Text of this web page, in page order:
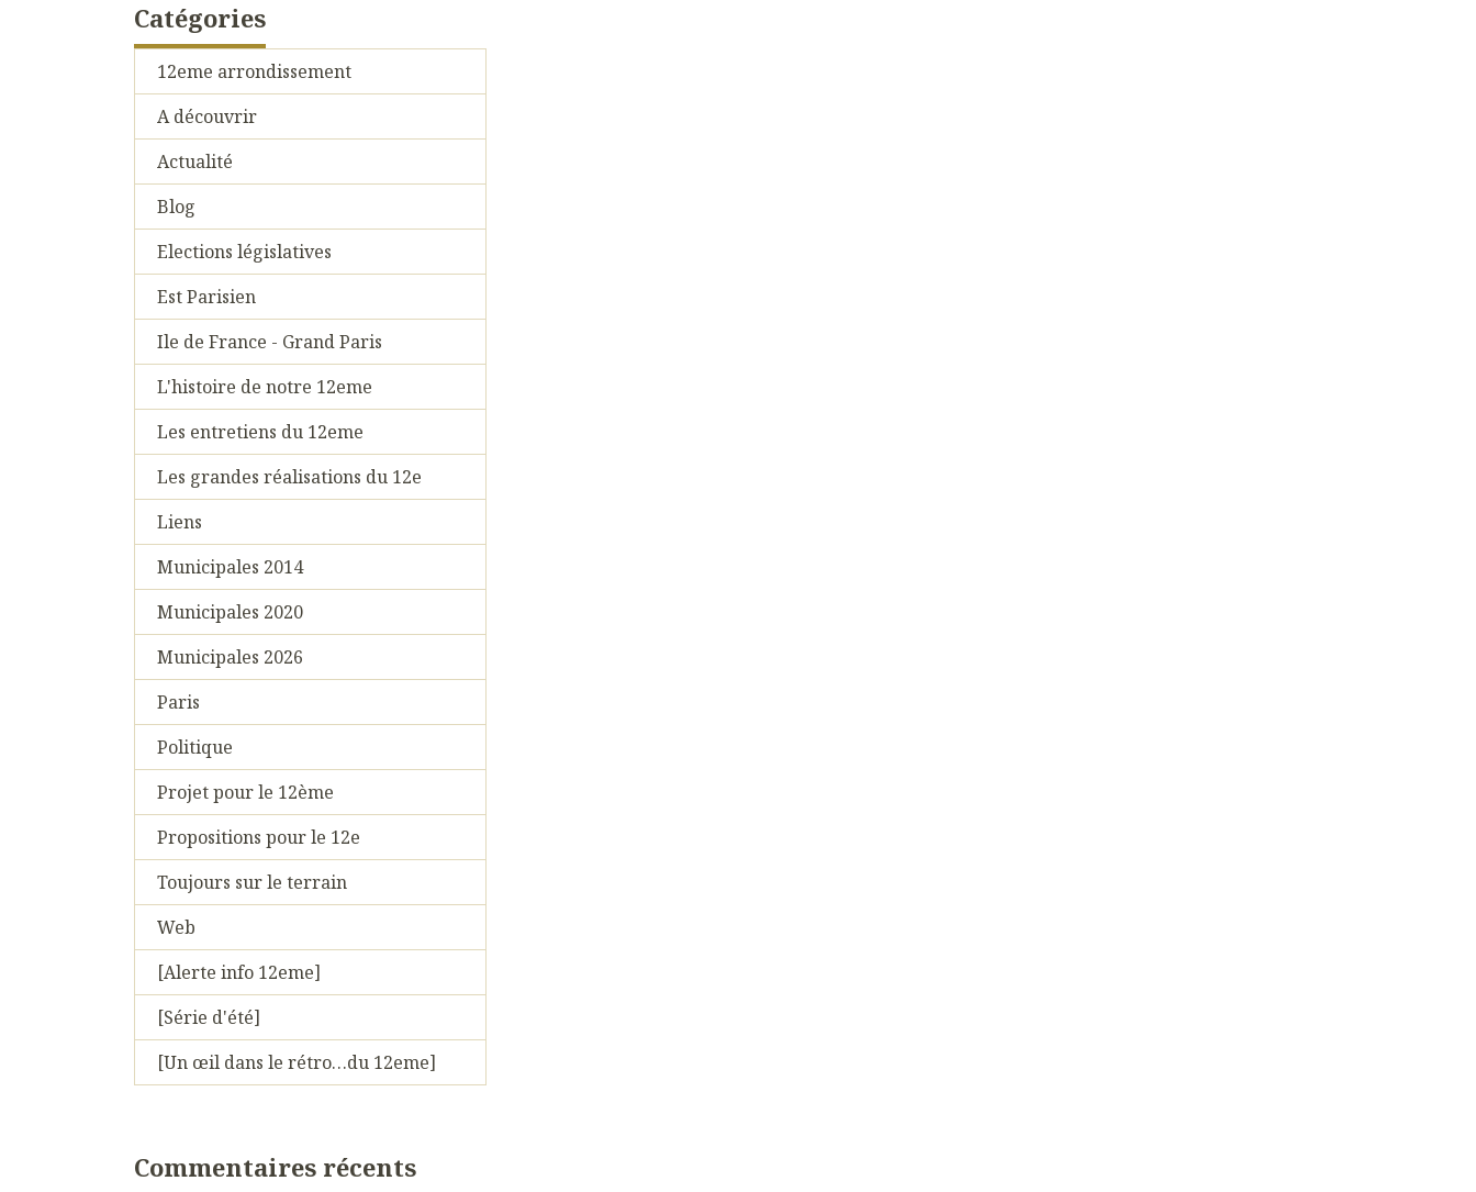
Catégories
12eme arrondissement
A découvrir
Actualité
Blog
Elections législatives
Est Parisien
Ile de France - Grand Paris
L'histoire de notre 12eme
Les entretiens du 12eme
Les grandes réalisations du 12e
Liens
Municipales 2014
Municipales 2020
Municipales 2026
Paris
Politique
Projet pour le 12ème
Propositions pour le 12e
Toujours sur le terrain
Web
[Alerte info 12eme]
[Série d'été]
[Un œil dans le rétro…du 12eme]
Commentaires récents